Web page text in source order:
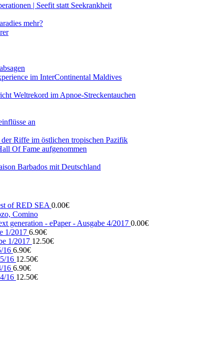
| Seefit statt Seekrankheit
mehr?
im InterContinental Maldives
Weltrekord im Apnoe-Streckentauchen
an
Riffe im östlichen tropischen Pazifik
Of Fame aufgenommen
Barbados mit Deutschland
of RED SEA 0.00€
Comino
generation - ePaper - Ausgabe 4/2017 0.00€
1/2017 6.90€
1/2017 12.50€
16 6.90€
16 12.50€
16 6.90€
16 12.50€